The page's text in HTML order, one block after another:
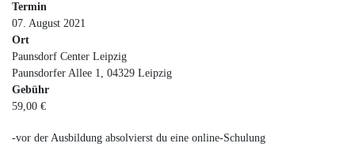
Termin
07. August 2021
Ort
Paunsdorf Center Leipzig
Paunsdorfer Allee 1, 04329 Leipzig
Gebühr
59,00 €
-vor der Ausbildung absolvierst du eine online-Schulung